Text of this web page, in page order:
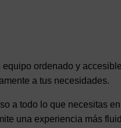
ordenado y
a tus necesidades.
a todo lo que necesitas
una experiencia más